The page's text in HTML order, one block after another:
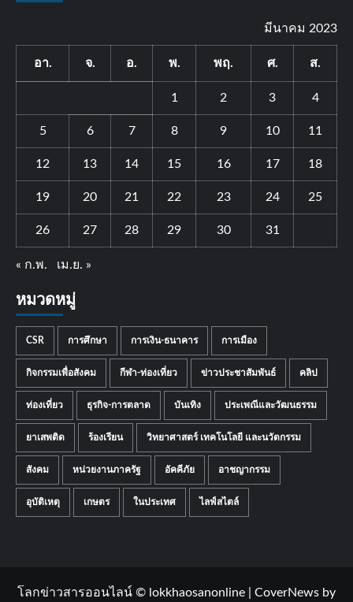
มีนาคม 2023
อา. จ. อ. พ. พฤ. ศ. ส.
1 2 3 4
5 6 7 8 9 10 11
12 13 14 15 16 17 18
19 20 21 22 23 24 25
26 27 28 29 30 31
« ก.พ. เม.ย. »
หมวดหมู่
CSR การศึกษา การเงิน-ธนาคาร การเมือง
กิจกรรมเพื่อสังคม กีฬา-ท่องเที่ยว ข่าวประชาสัมพันธ์ คลิป
ท่องเที่ยว ธุรกิจ-การตลาด บันเทิง ประเพณีและวัฒนธรรม
ยาเสพติด ร้องเรียน วิทยาศาสตร์ เทคโนโลยี และนวัตกรรม
สังคม หน่วยงานภาครัฐ อัคคีภัย อาชญากรรม
อุบัติเหตุ เกษตร ในประเทศ ไลฟ์สไตล์
โลกข่าวสารออนไลน์ © lokkhaosanonline CoverNews by